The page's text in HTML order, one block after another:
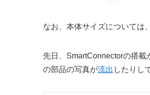
なお、本体サイズについては
先日、SmartConnectorの搭
の部品の写真が流出 したりし